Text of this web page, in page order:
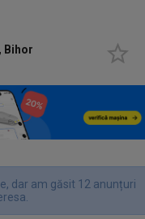
Bihor
dar am găsit 12 anunțuri